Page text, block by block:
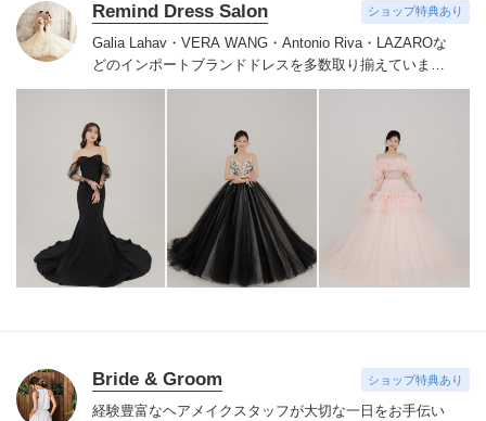
Remind Dress Salon ショップ特典あり
Galia Lahav・VERA WANG・Antonio Riva・LAZAROな
どのインポートブランドドレスを多数取り揃えていま
す。挙式・披露宴・前撮り・二次会などのお貸出しも可
レスをレンタルしていただいたお客様にはヘッドアクセ
サリー・イヤリング・ピアス・シューズ・ベールが無料
で付きます。
Bride & Groom ショップ特典あり
経験豊富なヘアメイクスタッフが大切な一日をお手伝い